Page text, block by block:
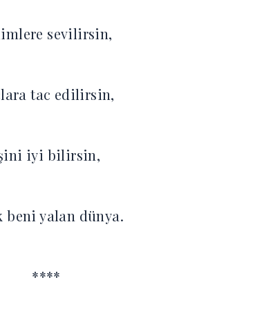
sevilirsin,
tac edilirsin,
iyi bilirsin,
beni yalan dünya.
****